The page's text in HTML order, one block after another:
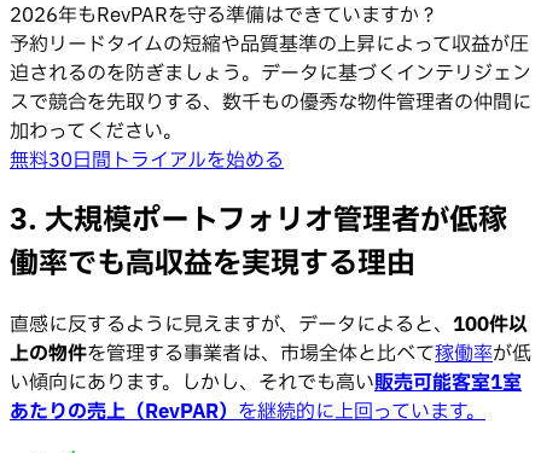
2026年もRevPARを守る準備はできていますか？
予約リードタイムの短縮や品質基準の上昇によって収益が圧
迫されるのを防ぎましょう。データに基づくインテリジェン
スで競合を先取りする、数千もの優秀な物件管理者の仲間に
加わってください。
無料30日間トライアルを始める
3. 大規模ポートフォリオ管理者が低稼
働率でも高収益を実現する理由
直感に反するように見えますが、データによると、 100件以
上の物件を管理する事業者は、市場全体と比べて稼働率が低
い傾向にあります。しかし、それでも高い販売可能客室1室
あたりの売上（RevPAR）を継続的に上回っています。